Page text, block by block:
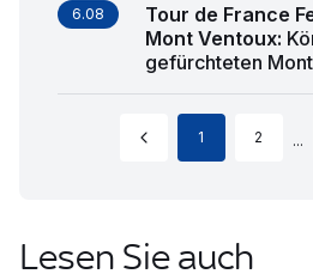
6.08
Tour de France
Mont Ventoux:
gefürchteten
1 2 ...
Lesen Sie auch